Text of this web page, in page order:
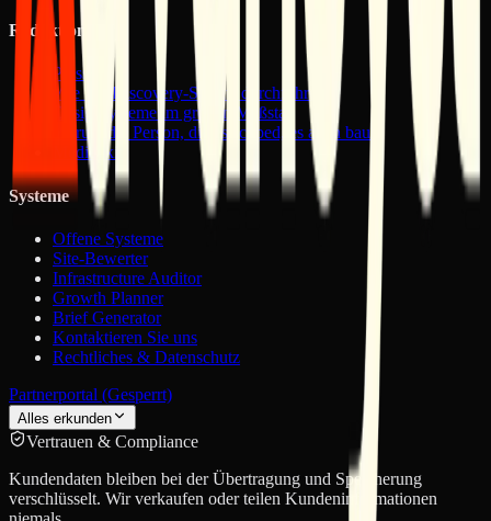
Redaktion
Presse
Wie wir Discovery-Sprints durchführen
Designsysteme im großen Maßstab
Warum die Person, die es scoped, es auch baut
Medienkit
Systeme
Offene Systeme
Site-Bewerter
Infrastructure Auditor
Growth Planner
Brief Generator
Kontaktieren Sie uns
Rechtliches & Datenschutz
Partnerportal (Gesperrt)
Alles erkunden
Vertrauen & Compliance
Kundendaten bleiben bei der Übertragung und Speicherung
verschlüsselt. Wir verkaufen oder teilen Kundeninformationen